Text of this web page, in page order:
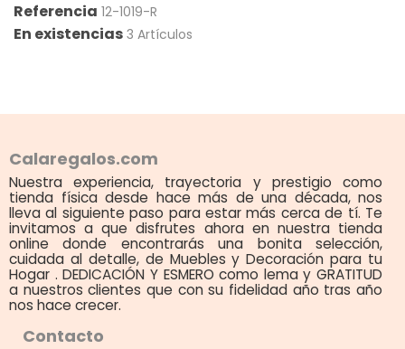
Referencia 12-1019-R
En existencias 3 Artículos
Calaregalos.com
Nuestra experiencia, trayectoria y prestigio como
tienda física desde hace más de una década, nos
lleva al siguiente paso para estar más cerca de tí. Te
invitamos a que disfrutes ahora en nuestra tienda
online donde encontrarás una bonita selección,
cuidada al detalle, de Muebles y Decoración para tu
Hogar . DEDICACIÓN Y ESMERO como lema y GRATITUD
a nuestros clientes que con su fidelidad año tras año
nos hace crecer.
Contacto